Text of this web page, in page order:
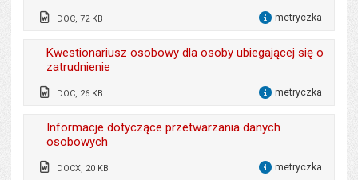
DOC, 72 KB metryczka
Odpowiedzialny za treść:
Ewa Szczęch, Alicja
Bogusz
Data wytworzenia:
Data opublikowania:
12.09.2025 14:31
Liczba pobrań:
Kwestionariusz osobowy dla osoby ubiegającej się o
zatrudnienie
DOC, 26 KB metryczka
Wytworzył:
Alicja Bogusz
Data wytworzenia:
Opublikował w BIP:
Monika Florczak
Informacje dotyczące przetwarzania danych
osobowych
DOCX, 20 KB metryczka